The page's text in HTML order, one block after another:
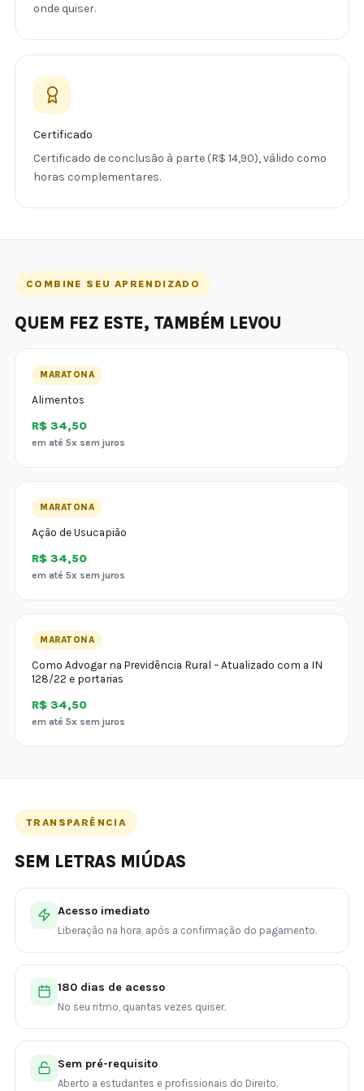
onde quiser.
Certificado
Certificado de conclusão à parte (R$ 14,90), válido como
horas complementares.
COMBINE SEU APRENDIZADO
QUEM FEZ ESTE, TAMBÉM LEVOU
MARATONA
Alimentos
R$ 34,50
em até 5x sem juros
MARATONA
Ação de Usucapião
R$ 34,50
em até 5x sem juros
MARATONA
Como Advogar na Previdência Rural – Atualizado com a IN
128/22 e portarias
R$ 34,50
em até 5x sem juros
TRANSPARÊNCIA
SEM LETRAS MIÚDAS
Acesso imediato
Liberação na hora, após a confirmação do pagamento.
180 dias de acesso
No seu ritmo, quantas vezes quiser.
Sem pré-requisito
Aberto a estudantes e profissionais do Direito.